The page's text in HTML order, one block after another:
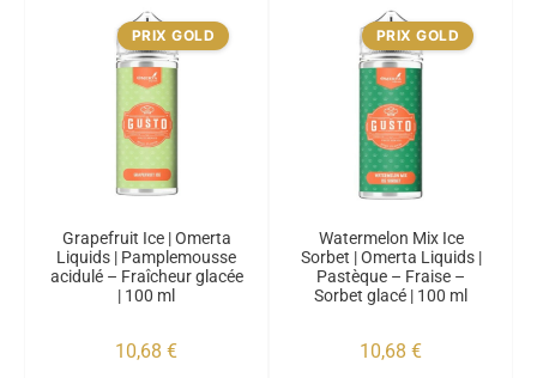
PRIX GOLD
Grapefruit Ice | Omerta
Liquids | Pamplemousse
acidulé – Fraîcheur glacée
| 100 ml
10,68 €
PRIX GOLD
Watermelon Mix Ice
Sorbet | Omerta Liquids |
Pastèque – Fraise –
Sorbet glacé | 100 ml
10,68 €